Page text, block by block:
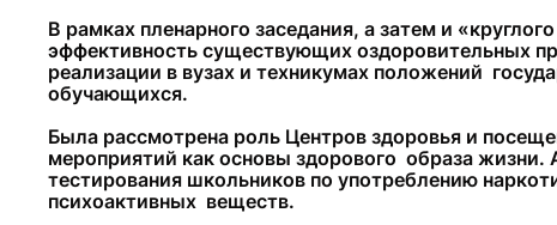
В рамках пленарного заседания, а затем и
эффективность существующих оздоровительных
реализации в вузах и техникумах положений
обучающихся.
Была рассмотрена роль Центров здоровья и
мероприятий как основы здорового образа жизни.
тестирования школьников по употреблению
психоактивных веществ.